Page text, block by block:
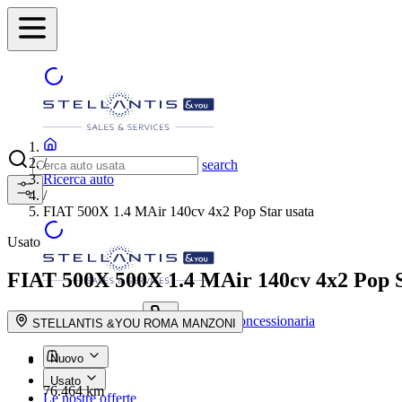
search
search button - icon Trova la concessionaria
Nuovo
Usato
Le nostre offerte
/
Ricerca auto
/
FIAT 500X 1.4 MAir 140cv 4x2 Pop Star usata
Usato
FIAT 500X500X 1.4 MAir 140cv 4x2 Pop
STELLANTIS &YOU ROMA MANZONI
76.464 km